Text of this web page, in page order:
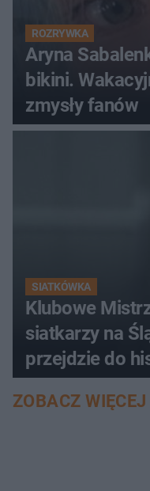
ROZRYWKA
Aryna
bikini.
zmysły fanów
SIATKÓWKA
Klubowe
siatkarzy na
przejdzie do
ZOBACZ WIĘCEJ